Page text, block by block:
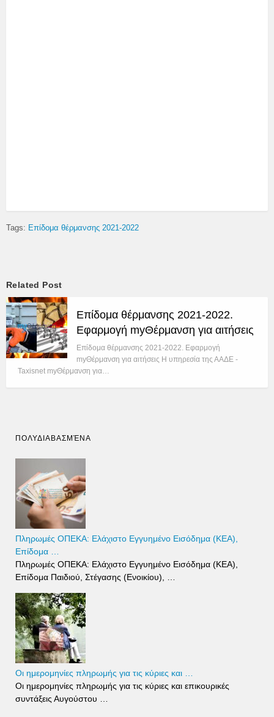
Tags: Επίδομα θέρμανσης 2021-2022
Related Post
Επίδομα θέρμανσης 2021-2022.
Εφαρμογή myΘέρμανση για αιτήσεις
Επίδομα θέρμανσης 2021-2022. Εφαρμογή
myΘέρμανση για αιτήσεις Η υπηρεσία της ΑΑΔΕ -
Taxisnet myΘέρμανση για…
ΠΟΛΥΔΙΑΒΑΣΜΈΝΑ
Πληρωμές ΟΠΕΚΑ: Ελάχιστο Εγγυημένο Εισόδημα (ΚΕΑ),
Επίδομα …
Πληρωμές ΟΠΕΚΑ: Ελάχιστο Εγγυημένο Εισόδημα (ΚΕΑ),
Επίδομα Παιδιού, Στέγασης (Ενοικίου), …
Οι ημερομηνίες πληρωμής για τις κύριες και …
Οι ημερομηνίες πληρωμής για τις κύριες και επικουρικές
συντάξεις Αυγούστου …